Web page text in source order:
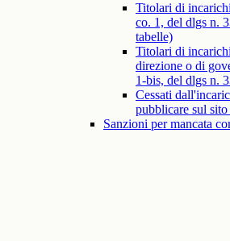
Titolari di
co. 1, del dlgs n.
tabelle)
Titolari di
direzione o di
1-bis, del dlgs n.
Cessati
pubblicare sul
Sanzioni per mancata